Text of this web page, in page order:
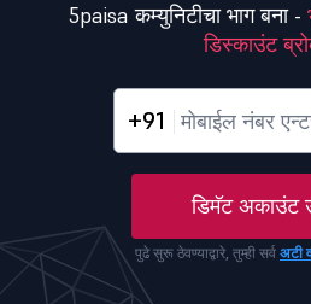
5paisa कम्युनिटीचा भाग बना -
डिस्काउंट
+91
डिमॅट अकाउंट
पुढे सुरू ठेवण्याद्वारे, तुम्ही सर्व अटी